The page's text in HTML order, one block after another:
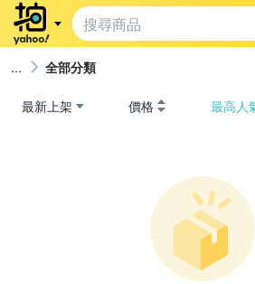
全部分類
最新上架 價格 最高人